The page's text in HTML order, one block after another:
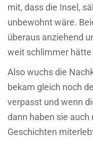
mit, dass die Insel,
unbewohnt wäre.
überaus anziehend
weit schlimmer
Also wuchs die
bekam gleich noch
verpasst und wenn
dann haben sie
Geschichten